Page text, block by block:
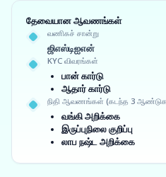
தேவையான ஆவணங்கள்
வணிகச் சான்று
ஜிஎஸ்டிஐஎன்
KYC விவரங்கள்
பான் கார்டு
ஆதார் கார்டு
நிதி ஆவணங்கள் (கடந்த 3
வங்கி அறிக்கை
இருப்புநிலை குறிப்பு
லாப நஷ்ட அறிக்கை